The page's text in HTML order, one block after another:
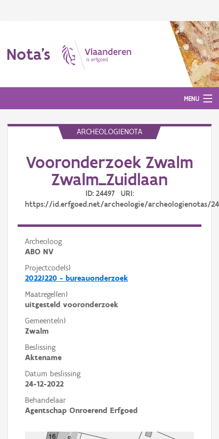
Nota's
MENU
Aanmelden
ARCHEOLOGIENOTA
Vooronderzoek Zwalm
Zwalm_Zuidlaan
ID: 24497 URI:
https://id.erfgoed.net/archeologie/archeologienotas/
Archeoloog
ABO NV
Projectcode(s)
2022J220 - bureauonderzoek
Maatregel(en)
uitgesteld vooronderzoek
Gemeente(n)
Zwalm
Beslissing
Aktename
Datum beslissing
24-12-2022
Behandelaar
Agentschap Onroerend Erfgoed